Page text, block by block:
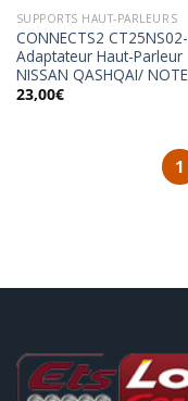
SUPPORTS HAUT-PARLEURS
CONNECTS2 CT25NS02-
Adaptateur Haut-Parleur
NISSAN QASHQAI/ NOTE
23,00€
1